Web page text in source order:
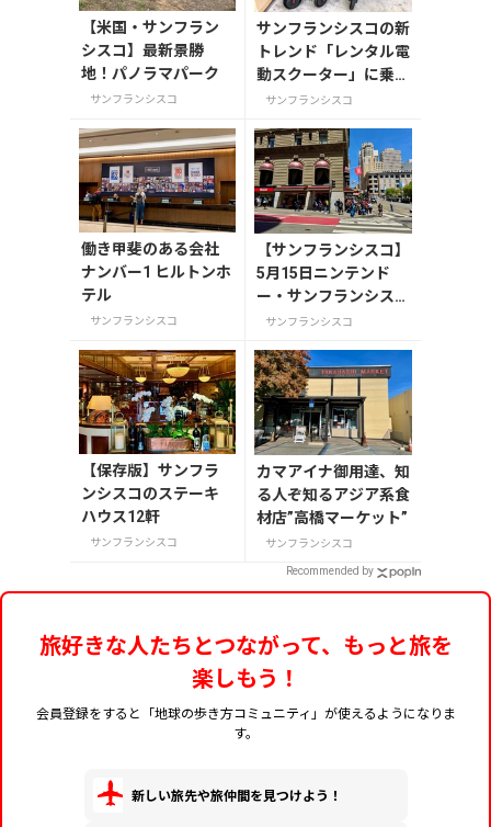
【米国・サンフラン
シスコ】最新景勝
地！パノラマパーク
サンフランシスコ
サンフランシスコの新
トレンド「レンタル電
動スクーター」に乗っ
てみた！レポート☆
サンフランシスコ
働き甲斐のある会社
ナンバー1 ヒルトンホ
テル
サンフランシスコ
【サンフランシスコ】
5月15日ニンテンド
ー・サンフランシスコ
店オープンしました！
サンフランシスコ
【保存版】サンフラ
ンシスコのステーキ
ハウス12軒
サンフランシスコ
カマアイナ御用達、知
る人ぞ知るアジア系食
材店”高橋マーケット”
サンフランシスコ
Recommended by
旅好きな人たちとつながって、もっと旅を
楽しもう！
会員登録をすると「地球の歩き方コミュニティ」が使えるようになりま
す。
新しい旅先や旅仲間を見つけよう！